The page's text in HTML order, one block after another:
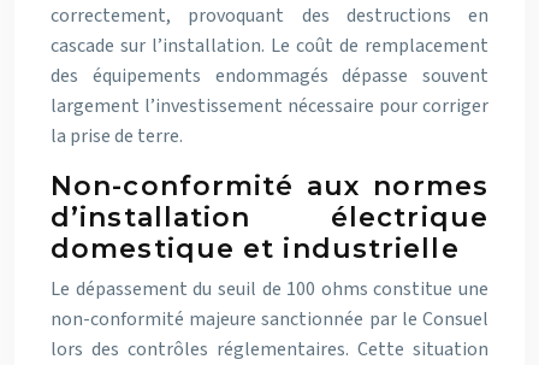
correctement, provoquant des destructions en
cascade sur l’installation. Le coût de remplacement
des équipements endommagés dépasse souvent
largement l’investissement nécessaire pour corriger
la prise de terre.
Non-conformité aux normes
d’installation électrique
domestique et industrielle
Le dépassement du seuil de 100 ohms constitue une
non-conformité majeure sanctionnée par le Consuel
lors des contrôles réglementaires. Cette situation